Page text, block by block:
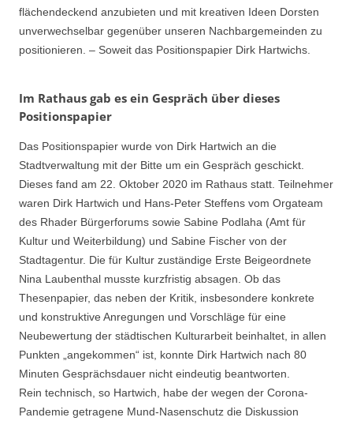
flächendeckend anzubieten und mit kreativen Ideen Dorsten
unverwechselbar gegenüber unseren Nachbargemeinden zu
positionieren. – Soweit das Positionspapier Dirk Hartwichs.
Im Rathaus gab es ein Gespräch über dieses
Positionspapier
Das Positionspapier wurde von Dirk Hartwich an die
Stadtverwaltung mit der Bitte um ein Gespräch geschickt.
Dieses fand am 22. Oktober 2020 im Rathaus statt. Teilnehmer
waren Dirk Hartwich und Hans-Peter Steffens vom Orgateam
des Rhader Bürgerforums sowie Sabine Podlaha (Amt für
Kultur und Weiterbildung) und Sabine Fischer von der
Stadtagentur. Die für Kultur zuständige Erste Beigeordnete
Nina Laubenthal musste kurzfristig absagen. Ob das
Thesenpapier, das neben der Kritik, insbesondere konkrete
und konstruktive Anregungen und Vorschläge für eine
Neubewertung der städtischen Kulturarbeit beinhaltet, in allen
Punkten „angekommen“ ist, konnte Dirk Hartwich nach 80
Minuten Gesprächsdauer nicht eindeutig beantworten.
Rein technisch, so Hartwich, habe der wegen der Corona-
Pandemie getragene Mund-Nasenschutz die Diskussion